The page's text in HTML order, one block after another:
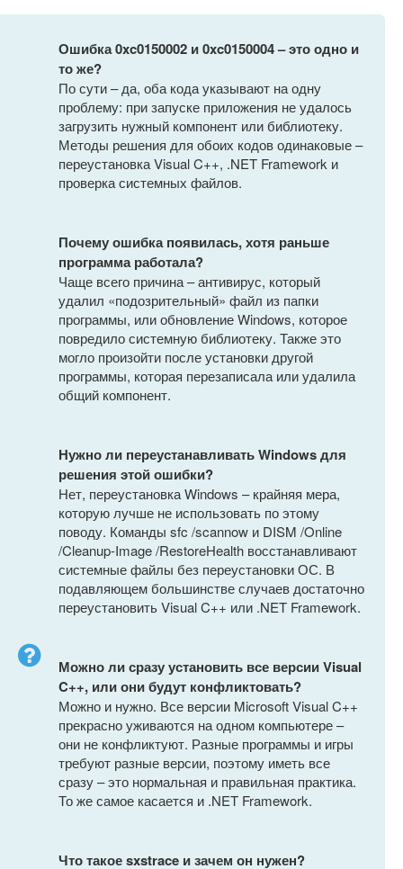
Ошибка 0xc0150002 и 0xc0150004 – это одно и
то же?
По сути – да, оба кода указывают на одну
проблему: при запуске приложения не удалось
загрузить нужный компонент или библиотеку.
Методы решения для обоих кодов одинаковые –
переустановка Visual C++, .NET Framework и
проверка системных файлов.
Почему ошибка появилась, хотя раньше
программа работала?
Чаще всего причина – антивирус, который
удалил «подозрительный» файл из папки
программы, или обновление Windows, которое
повредило системную библиотеку. Также это
могло произойти после установки другой
программы, которая перезаписала или удалила
общий компонент.
Нужно ли переустанавливать Windows для
решения этой ошибки?
Нет, переустановка Windows – крайняя мера,
которую лучше не использовать по этому
поводу. Команды sfc /scannow и DISM /Online
/Cleanup-Image /RestoreHealth восстанавливают
системные файлы без переустановки ОС. В
подавляющем большинстве случаев достаточно
переустановить Visual C++ или .NET Framework.
Можно ли сразу установить все версии Visual
C++, или они будут конфликтовать?
Можно и нужно. Все версии Microsoft Visual C++
прекрасно уживаются на одном компьютере –
они не конфликтуют. Разные программы и игры
требуют разные версии, поэтому иметь все
сразу – это нормальная и правильная практика.
То же самое касается и .NET Framework.
Что такое sxstrace и зачем он нужен?